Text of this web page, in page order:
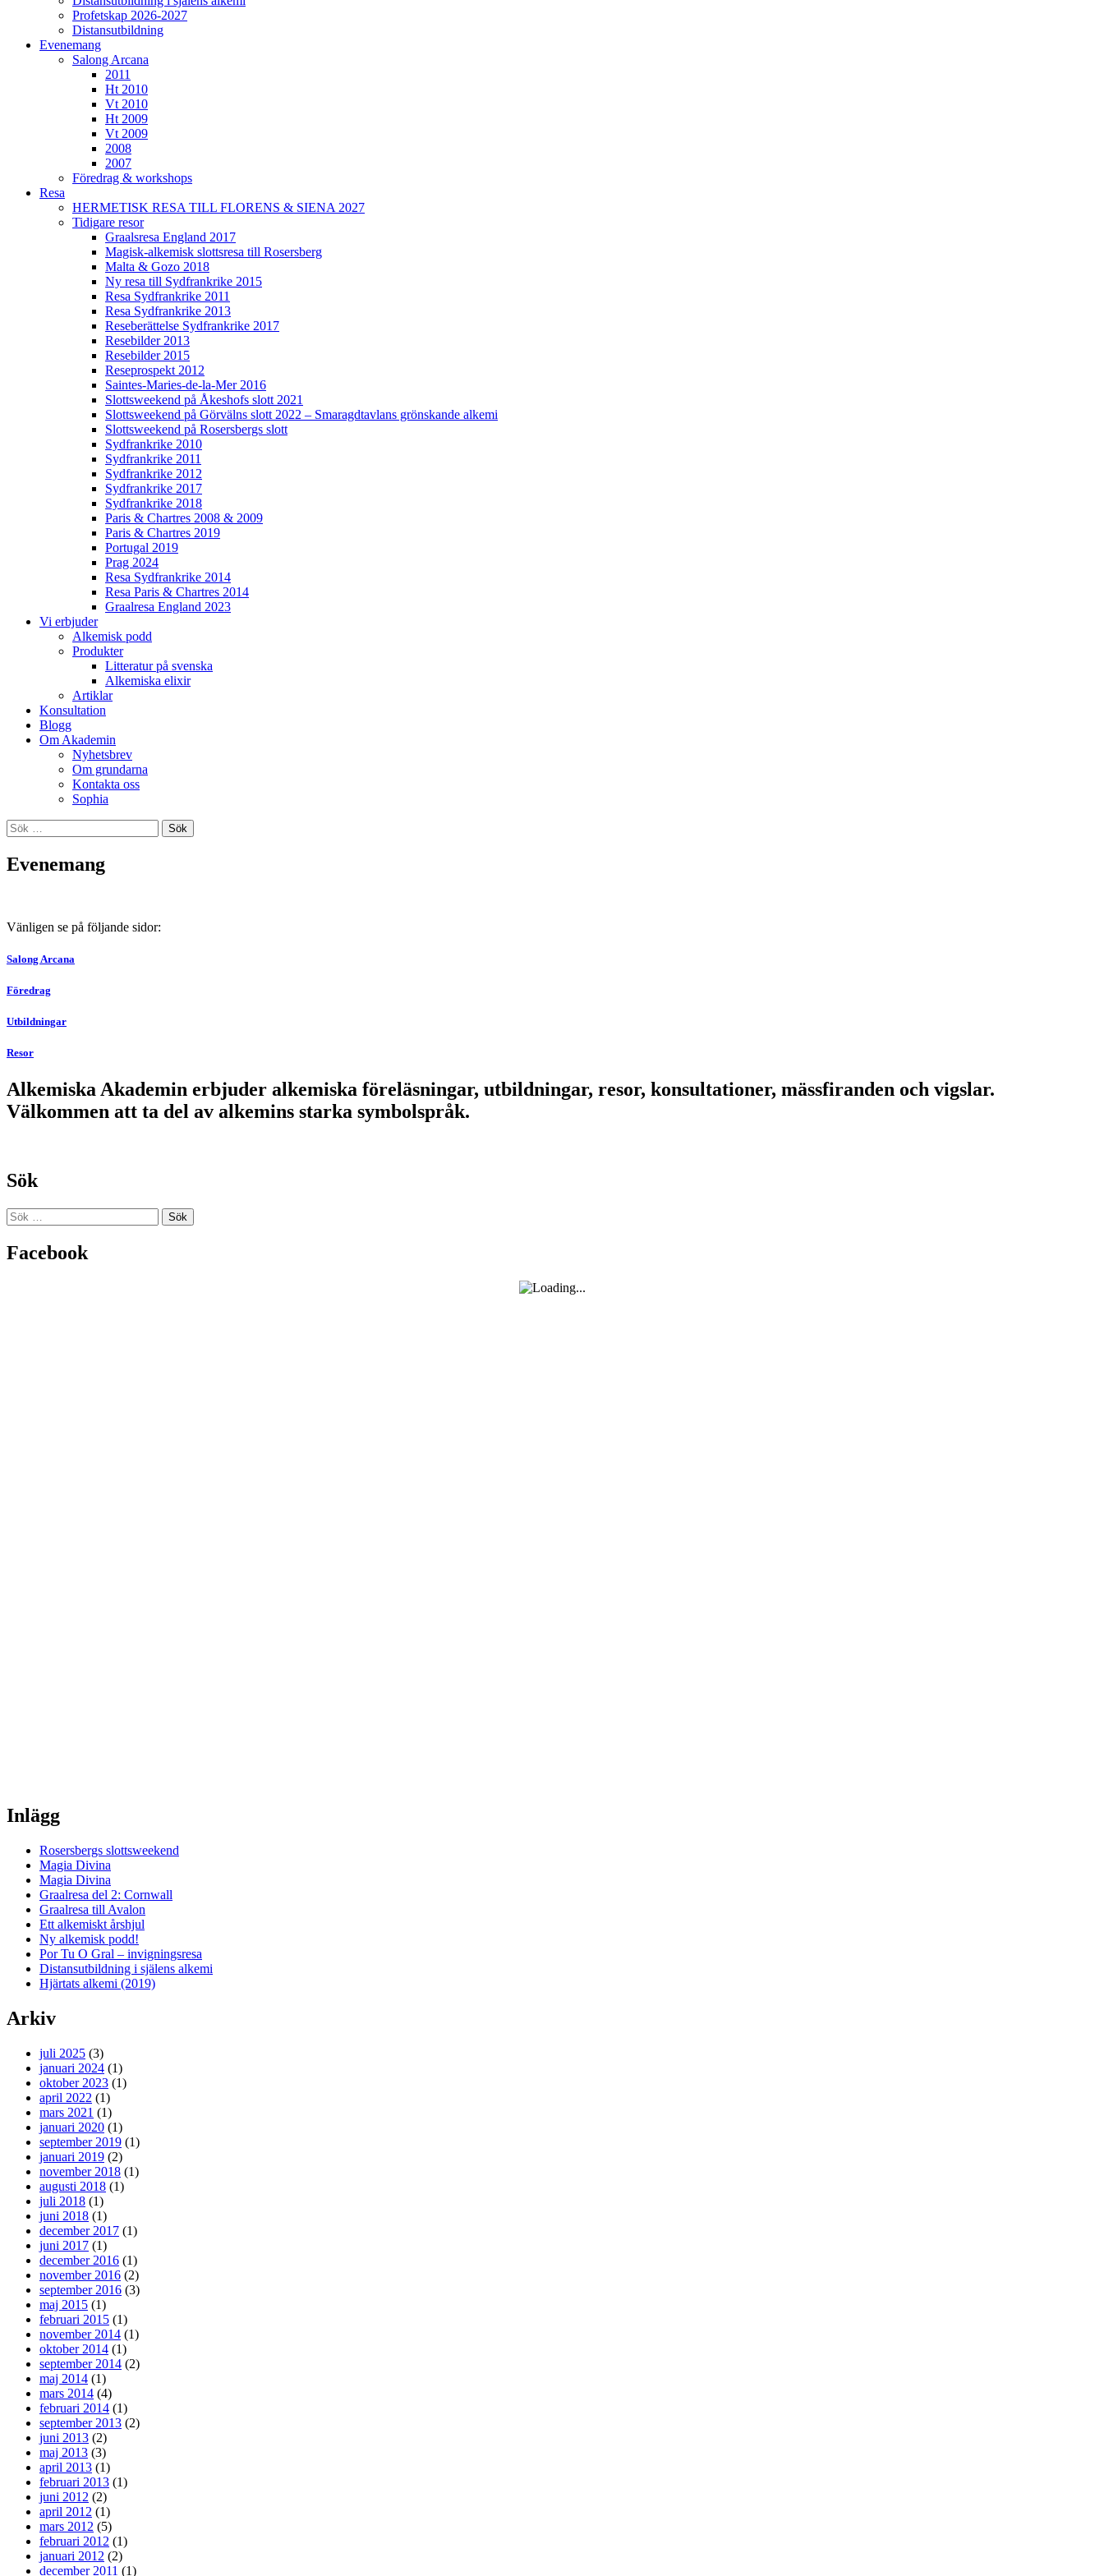
Profetskap 2026-2027
Distansutbildning
Evenemang
Salong Arcana
2011
Ht 2010
Vt 2010
Ht 2009
Vt 2009
2008
2007
Föredrag & workshops
Resa
HERMETISK RESA TILL FLORENS & SIENA 2027
Tidigare resor
Graalsresa England 2017
Magisk-alkemisk slottsresa till Rosersberg
Malta & Gozo 2018
Ny resa till Sydfrankrike 2015
Resa Sydfrankrike 2011
Resa Sydfrankrike 2013
Reseberättelse Sydfrankrike 2017
Resebilder 2013
Resebilder 2015
Reseprospekt 2012
Saintes-Maries-de-la-Mer 2016
Slottsweekend på Åkeshofs slott 2021
Slottsweekend på Görvälns slott 2022 – Smaragdtavlans grönskande alkemi
Slottsweekend på Rosersbergs slott
Sydfrankrike 2010
Sydfrankrike 2011
Sydfrankrike 2012
Sydfrankrike 2017
Sydfrankrike 2018
Paris & Chartres 2008 & 2009
Paris & Chartres 2019
Portugal 2019
Prag 2024
Resa Sydfrankrike 2014
Resa Paris & Chartres 2014
Graalresa England 2023
Vi erbjuder
Alkemisk podd
Produkter
Litteratur på svenska
Alkemiska elixir
Artiklar
Konsultation
Blogg
Om Akademin
Nyhetsbrev
Om grundarna
Kontakta oss
Sophia
Sök
efter:
Evenemang
Vänligen se på följande sidor:
Salong Arcana
Föredrag
Utbildningar
Resor
Alkemiska Akademin erbjuder alkemiska föreläsningar, utbildningar, resor, konsultationer, mässfiranden och vigslar.
Välkommen att ta del av alkemins starka symbolspråk.
Sök
Sök
efter:
Facebook
Inlägg
Rosersbergs slottsweekend
Magia Divina
Magia Divina
Graalresa del 2: Cornwall
Graalresa till Avalon
Ett alkemiskt årshjul
Ny alkemisk podd!
Por Tu O Gral – invigningsresa
Distansutbildning i själens alkemi
Hjärtats alkemi (2019)
Arkiv
juli 2025 (3)
januari 2024 (1)
oktober 2023 (1)
april 2022 (1)
mars 2021 (1)
januari 2020 (1)
september 2019 (1)
januari 2019 (2)
november 2018 (1)
augusti 2018 (1)
juli 2018 (1)
juni 2018 (1)
december 2017 (1)
juni 2017 (1)
december 2016 (1)
november 2016 (2)
september 2016 (3)
maj 2015 (1)
februari 2015 (1)
november 2014 (1)
oktober 2014 (1)
september 2014 (2)
maj 2014 (1)
mars 2014 (4)
februari 2014 (1)
september 2013 (2)
juni 2013 (2)
maj 2013 (3)
april 2013 (1)
februari 2013 (1)
juni 2012 (2)
april 2012 (1)
mars 2012 (5)
februari 2012 (1)
januari 2012 (2)
december 2011 (1)